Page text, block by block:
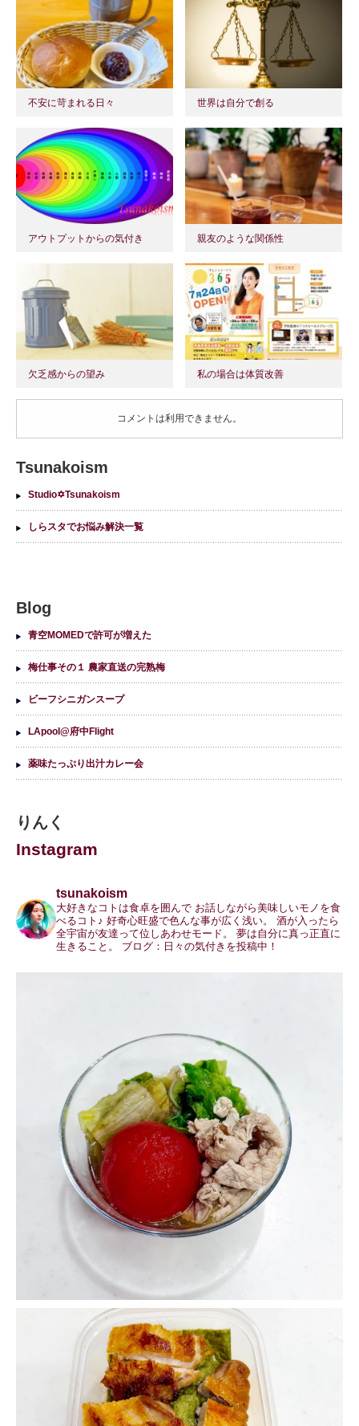
不安に苛まれる日々 世界は自分で創る
アウトプットからの気付き 親友のような関係性
欠乏感からの望み 私の場合は体質改善
コメントは利用できません。
Tsunakoism
Studio✡Tsunakoism
しらスタでお悩み解決一覧
Blog
青空MOMEDで許可が増えた
梅仕事その１ 農家直送の完熟梅
ビーフシニガンスープ
LApool@府中Flight
薬味たっぷり出汁カレー会
りんく
Instagram
tsunakoism
大好きなコトは食卓を囲んで お話しながら美味しいモノを食
べるコト♪ 好奇心旺盛で色んな事が広く浅い。
酒が入ったら
全宇宙が友達って位しあわせモード。
夢は自分に真っ正直に
生きること。
ブログ：日々の気付きを投稿中！